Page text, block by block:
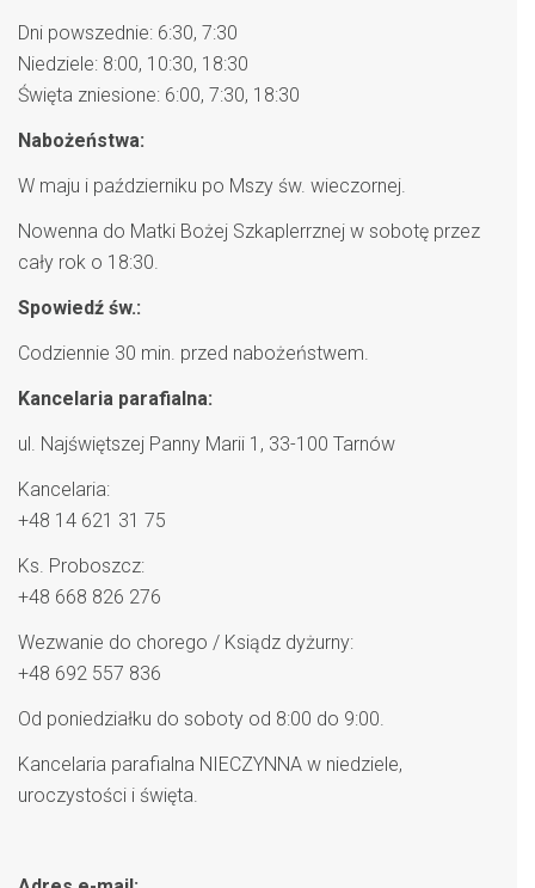
Dni powszednie: 6:30, 7:30
Niedziele: 8:00, 10:30, 18:30
Święta zniesione: 6:00, 7:30, 18:30
Nabożeństwa:
W maju i październiku po Mszy św. wieczornej.
Nowenna do Matki Bożej Szkaplerrznej w sobotę przez
cały rok o 18:30.
Spowiedź św.:
Codziennie 30 min. przed nabożeństwem.
Kancelaria parafialna:
ul. Najświętszej Panny Marii 1, 33-100 Tarnów
Kancelaria:
+48 14 621 31 75
Ks. Proboszcz:
+48 668 826 276
Wezwanie do chorego / Ksiądz dyżurny:
+48 692 557 836
Od poniedziałku do soboty od 8:00 do 9:00.
Kancelaria parafialna NIECZYNNA w niedziele,
uroczystości i święta.